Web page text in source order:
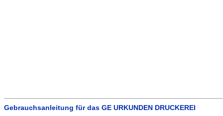
Gebrauchsanleitung für das GE URKUNDEN DRUCKEREI